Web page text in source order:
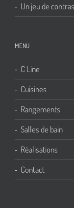
Un jeu de
MENU
C Line
Cuisines
Rangements
Salles de bain
Réalisations
Contact